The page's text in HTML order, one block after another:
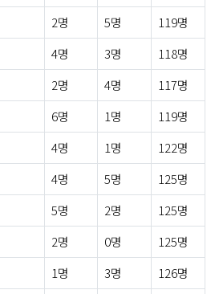
2명 5명
119명
4명 3명
118명
2명 4명
117명
6명 1명
119명
4명 1명
122명
4명 5명
125명
5명 2명
125명
2명 0명
125명
1명 3명
126명